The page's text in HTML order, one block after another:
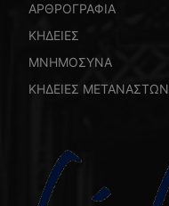
ΑΡΘΡΟΓΡΑΦΙΑ
ΚΗΔΕΙΕΣ
ΜΝΗΜΟΣΥΝΑ
ΚΗΔΕΙΕΣ ΜΕΤΑΝΑΣΤΩΝ